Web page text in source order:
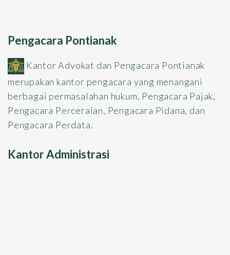
Pengacara Pontianak
Kantor Advokat dan Pengacara Pontianak
merupakan kantor pengacara yang menangani
berbagai permasalahan hukum, Pengacara Pajak,
Pengacara Perceraian, Pengacara Pidana, dan
Pengacara Perdata.
Kantor Administrasi